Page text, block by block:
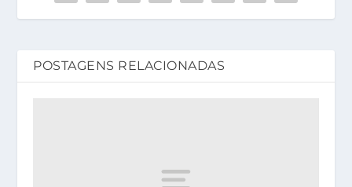
POSTAGENS RELACIONADAS